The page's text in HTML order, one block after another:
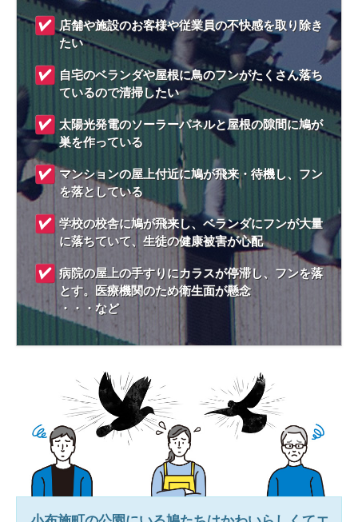
店舗や施設のお客様や従業員の不快感を取り除き
たい
自宅のベランダや屋根に鳥のフンがたくさん落ち
ているので清掃したい
太陽光発電のソーラーパネルと屋根の隙間に鳩が
巣を作っている
マンションの屋上付近に鳩が飛来・待機し、フン
を落としている
学校の校舎に鳩が飛来し、ベランダにフンが大量
に落ちていて、生徒の健康被害が心配
病院の屋上の手すりにカラスが停滞し、フンを落
とす。医療機関のため衛生面が懸念
・・・など